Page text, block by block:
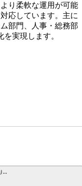
柔軟な運用が可能
しています。主に
門、人事・総務部
実現します。